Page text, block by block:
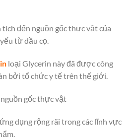
tích đến nguồn gốc thực vật của
từ dầu cọ.
loại Glycerin này đã được công
bởi tổ chức y tế trên thế giới.
gốc thực vật
dụng rộng rãi trong các lĩnh vực